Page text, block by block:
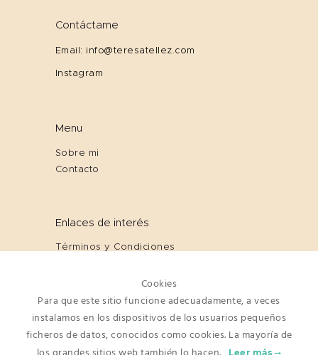
Contáctame
Email: info@teresatellez.com
Instagram
Menu
Sobre mi
Contacto
Enlaces de interés
Términos y Condiciones
Política de Privacidad
Aviso Legal
Newsletter
Cookies
Para que este sitio funcione adecuadamente, a veces
instalamos en los dispositivos de los usuarios pequeños
ficheros de datos, conocidos como cookies. La mayoría de
Leer más